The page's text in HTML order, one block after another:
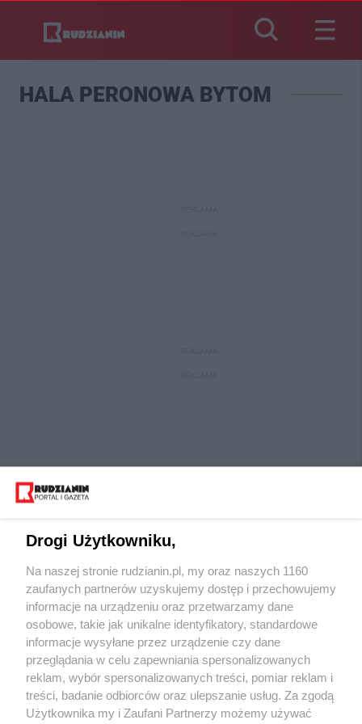
HALA PERONOWA BYTOM
Wydawca mediów lokalnych
Nie zapomnij
zapoznać się z:
polityką prywatności regulamin korzystania z portali
Twojemiasto Skontaktuj sięz nami
Drogi Użytkowniku,
Na naszej stronie rudzianin.pl, my oraz naszych 1160
zaufanych partnerów uzyskujemy dostęp i przechowujemy
informacje na urządzeniu oraz przetwarzamy dane
osobowe, takie jak unikalne identyfikatory, standardowe
informacje wysyłane przez urządzenie czy dane
przeglądania w celu zapewniania spersonalizowanych
reklam, wybór spersonalizowanych treści, pomiar reklam i
treści, badanie odbiorców oraz ulepszanie usług. Za zgodą
Użytkownika my i Zaufani Partnerzy możemy używać